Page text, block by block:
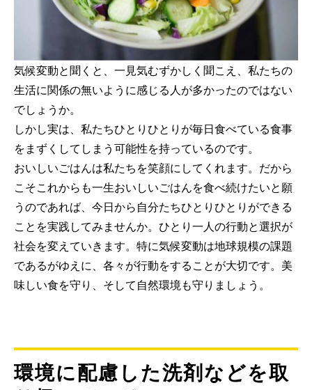
気候変動と聞くと、一見気むずかしく聞こえ、私たちの
生活に関係の無いように感じる人が多かったのではない
でしょうか。
しかし実は、私たちひとりひとりが毎日食べている食事
をまずくしてしまう可能性を持っているのです。
おいしいごはんは私たちを笑顔にしてくれます。だから
こそこれからも一生おいしいごはんを食べ続けたいと願
うのであれば、今日から自分たちひとりひとりができる
ことを実践してみませんか。ひとり一人の行動と選択が
社会を変えていきます。特に気候変動は地球規模の課題
であるがゆえに、各々が行動をすることが大切です。美
味しい食を守り、そして自然環境も守りましょう。
環境に配慮した洗剤などを取